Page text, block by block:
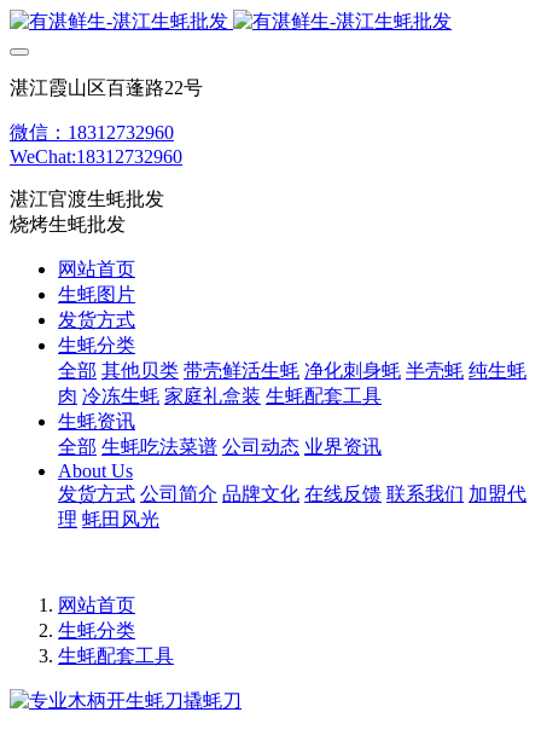
湛江霞山区百蓬路22号
微信：18312732960
WeChat:18312732960
湛江官渡生蚝批发
烧烤生蚝批发
网站首页
生蚝图片
发货方式
生蚝分类
全部 其他贝类 带壳鲜活生蚝 净化刺身蚝 半壳蚝 纯生蚝
肉 冷冻生蚝 家庭礼盒装 生蚝配套工具
生蚝资讯
全部 生蚝吃法菜谱 公司动态 业界资讯
About Us
发货方式 公司简介 品牌文化 在线反馈 联系我们 加盟代
理 蚝田风光
网站首页
生蚝分类
生蚝配套工具